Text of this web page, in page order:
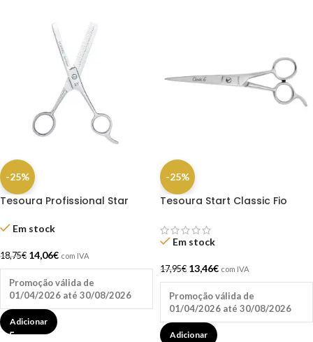
-25%
Tesoura Profissional Star
Dompel
Em stock
18,75€ 14,06€ com IVA
Promoção válida de
01/04/2026 até 30/08/2026
Adicionar
-25%
Tesoura Start Classic Fio
Em stock
17,95€ 13,46€ com IVA
Promoção válida de
01/04/2026 até 30/08/2026
Adicionar